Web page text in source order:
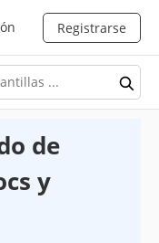
Registrarse
de
y